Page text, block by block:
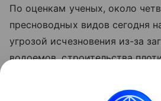
По оценкам ученых, около
пресноводных видов сегодня
угрозой исчезновения из-за
водоемов, строительства